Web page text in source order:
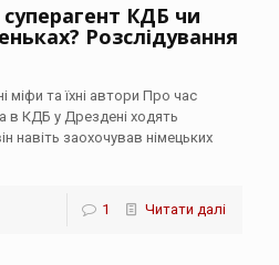
КДБ чи
Розслідування
міфи та їхні автори Про час
в КДБ у Дрездені ходять
навіть заохочував німецьких
1 Читати далі